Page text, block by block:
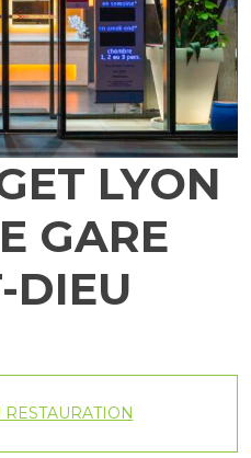
LYON
GARE
DIEU